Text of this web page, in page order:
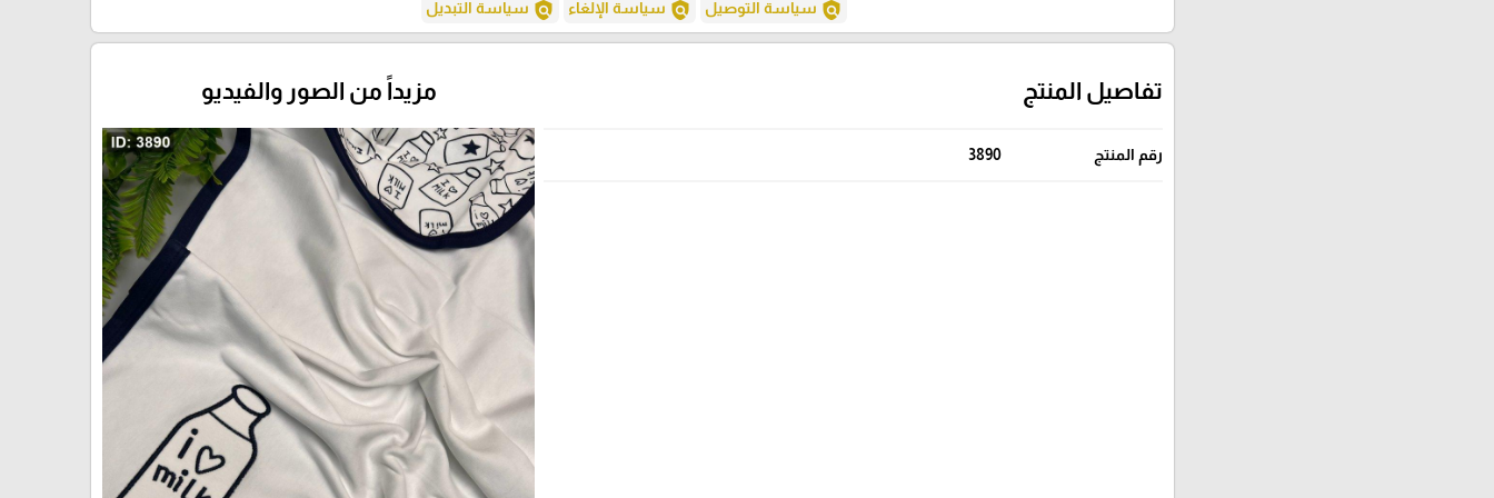
policy سياسة التوصيل policy سياسة الإلغاء policy سياسة التبديل
تفاصيل المنتج
رقم المنتج 3890
مزيداً من الصور والفيديو